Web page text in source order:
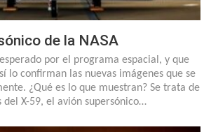
de la NASA
por el programa espacial, y que
lo confirman las nuevas imágenes que se
¿Qué es lo que muestran? Se trata de
X-59, el avión supersónico…